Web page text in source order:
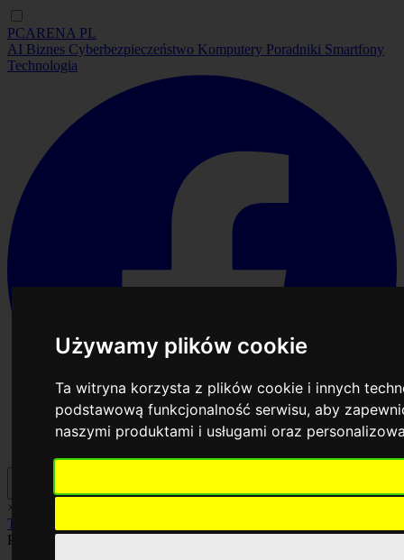
Używamy plików cookie
Ta witryna korzysta z plików cookie i innych
podstawową funkcjonalność serwisu,aby
naszymi produktami i usługami oraz
PCARENA PL
AI Biznes Cyberbezpieczeństwo Komputery Poradniki Smartfony
Technologia
×
Technologia
Poradniki